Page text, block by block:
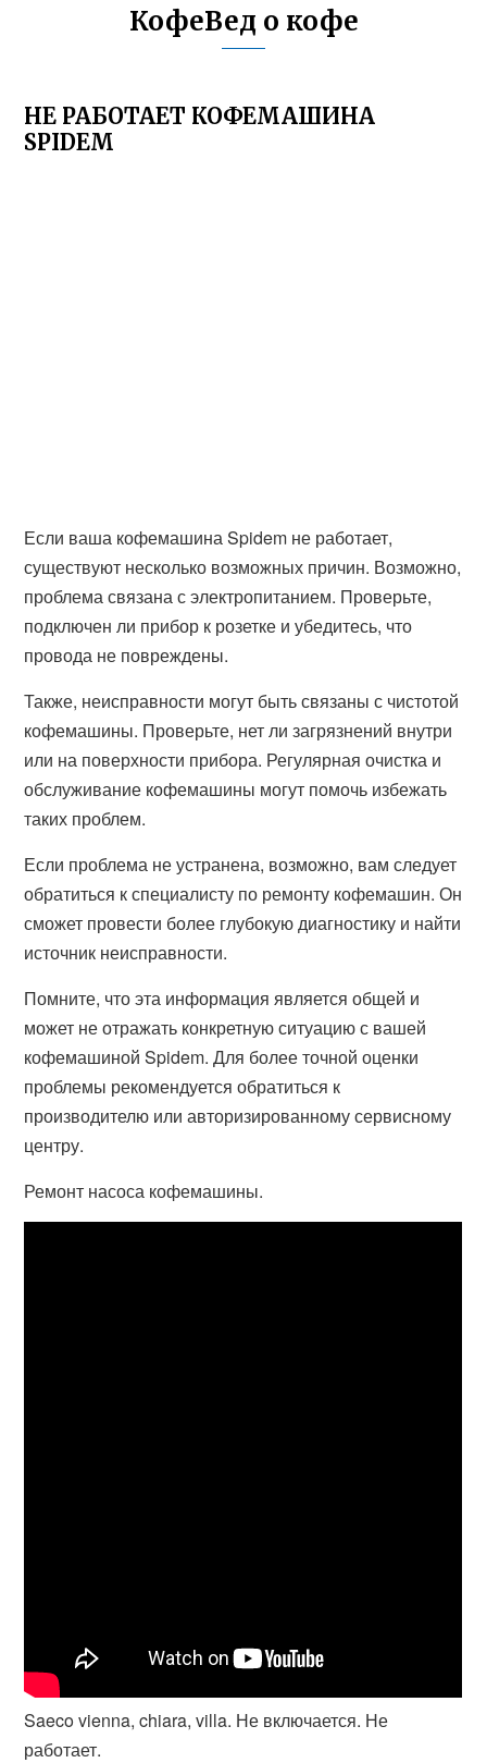
КофеВед о кофе
НЕ РАБОТАЕТ КОФЕМАШИНА
SPIDEM
Если ваша кофемашина Spidem не работает,
существуют несколько возможных причин. Возможно,
проблема связана с электропитанием. Проверьте,
подключен ли прибор к розетке и убедитесь, что
провода не повреждены.
Также, неисправности могут быть связаны с чистотой
кофемашины. Проверьте, нет ли загрязнений внутри
или на поверхности прибора. Регулярная очистка и
обслуживание кофемашины могут помочь избежать
таких проблем.
Если проблема не устранена, возможно, вам следует
обратиться к специалисту по ремонту кофемашин. Он
сможет провести более глубокую диагностику и найти
источник неисправности.
Помните, что эта информация является общей и
может не отражать конкретную ситуацию с вашей
кофемашиной Spidem. Для более точной оценки
проблемы рекомендуется обратиться к
производителю или авторизированному сервисному
центру.
Ремонт насоса кофемашины.
Saeco vienna, chiara, villa. Не включается. Не
работает.